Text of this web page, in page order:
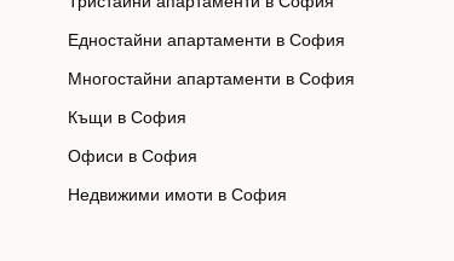
Едностайни апартаменти в София
Многостайни апартаменти в София
Къщи в София
Офиси в София
Недвижими имоти в София